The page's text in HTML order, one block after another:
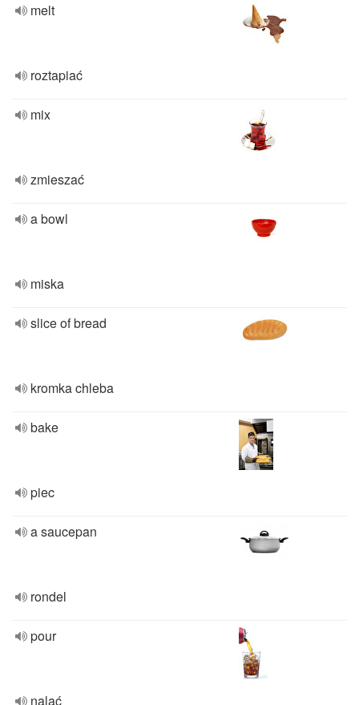
melt
roztapiać
mix
zmieszać
a bowl
miska
slice of bread
kromka chleba
bake
piec
a saucepan
rondel
pour
nalać